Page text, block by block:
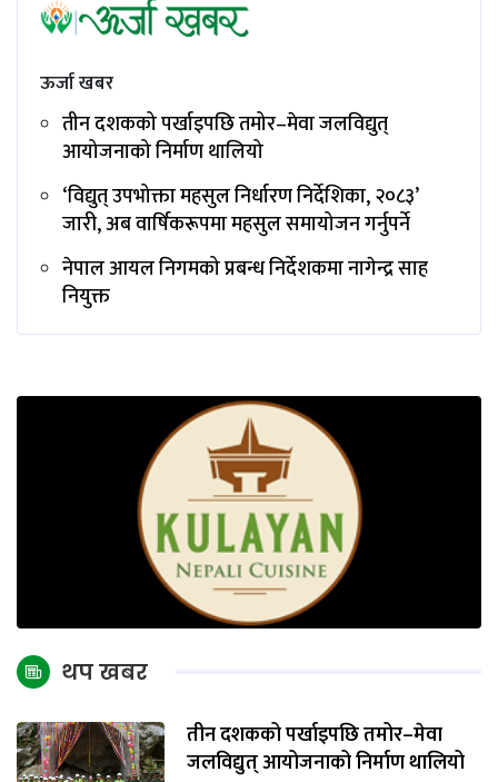
ऊर्जा खबर
तीन दशकको पर्खाइपछि तमोर–मेवा जलविद्युत्
आयोजनाको निर्माण थालियो
‘विद्युत् उपभोक्ता महसुल निर्धारण निर्देशिका, २०८३’
जारी, अब वार्षिकरूपमा महसुल समायोजन गर्नुपर्ने
नेपाल आयल निगमको प्रबन्ध निर्देशकमा नागेन्द्र साह
नियुक्त
थप खबर
तीन दशकको पर्खाइपछि तमोर–मेवा
जलविद्युत् आयोजनाको निर्माण थालियो